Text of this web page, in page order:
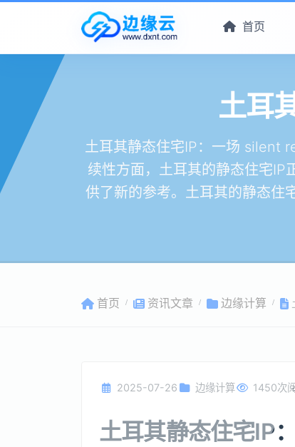
首页
土耳
土耳其静态住宅IP：一场 silent
续性方面，土耳其的静态住宅IP
供了新的参考。土耳其的静态住
首页 资讯文章 边缘计算
2025-07-26 边缘计算 1450次
土耳其静态住宅IP